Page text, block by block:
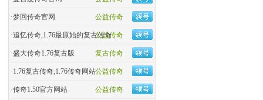
公益传奇
·梦回传奇官网
公益传奇
·追忆传奇,1.76最原始的复古传奇
复古传奇
·盛大传奇1.76复古版
公益传奇
·1.76复古传奇,1.76传奇网站
公益传奇
·传奇1.50官方网站